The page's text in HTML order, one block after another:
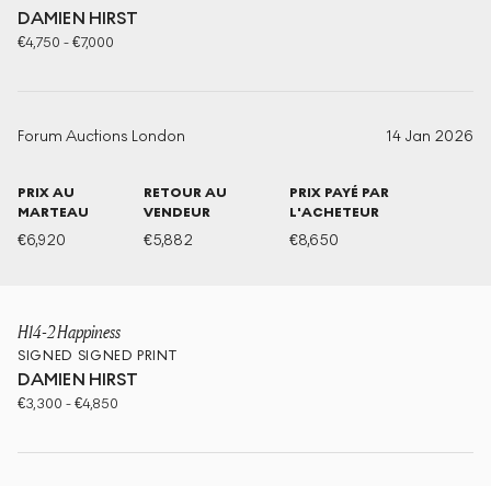
DAMIEN HIRST
€4,750 -€7,000
Forum Auctions London 14 Jan 2026
PRIX AU
MARTEAU
€6,920
RETOUR AU
VENDEUR
€5,882
PRIX PAYÉ PAR
L'ACHETEUR
€8,650
H14-2 Happiness
SIGNED SIGNED PRINT
DAMIEN HIRST
€3,300 -€4,850